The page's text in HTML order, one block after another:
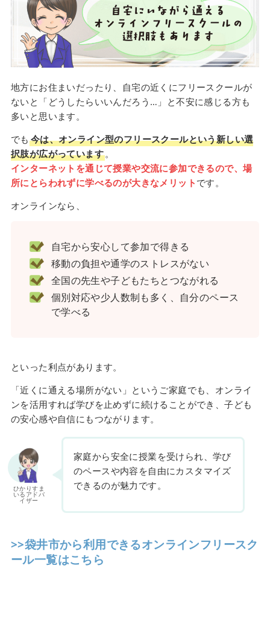
地方にお住まいだったり、自宅の近くにフリースクールが
ないと「どうしたらいいんだろう…」と不安に感じる方も
多いと思います。
でも 今は、オンライン型のフリースクールという新しい選
択肢が広がっています。
インターネットを通じて授業や交流に参加できるので、場
所にとらわれずに学べるのが大きなメリット です。
オンラインなら、
自宅から安心して参加で得きる
移動の負担や通学のストレスがない
全国の先生や子どもたちとつながれる
個別対応や少人数制も多く、自分のペース
で学べる
といった利点があります。
「近くに通える場所がない」というご家庭でも、オンライ
ンを活用すれば学びを止めずに続けることができ、子ども
の安心感や自信にもつながります。
ひかりすま
いるアドバ
イザー
家庭から安全に授業を受けられ、学び
のペースや内容を自由にカスタマイズ
できるのが魅力です。
>>袋井市から利用できるオンラインフリースク
ール一覧はこちら